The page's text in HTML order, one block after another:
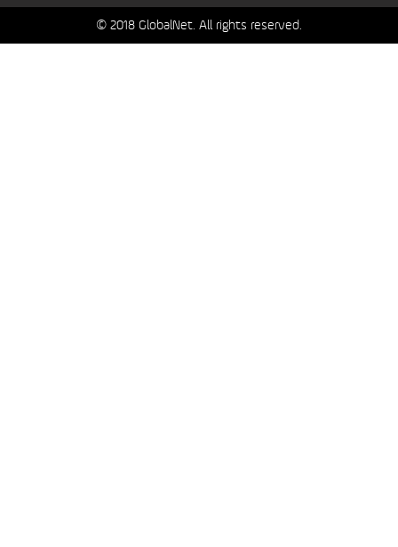
© 2018 GlobalNet. All rights reserved.